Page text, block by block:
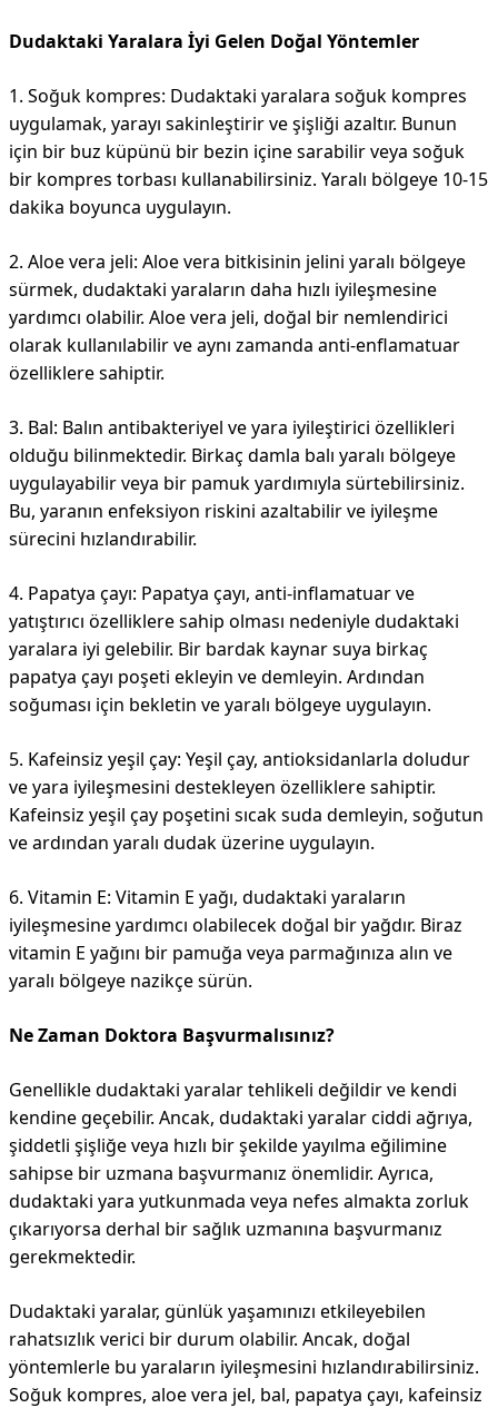
Dudaktaki Yaralara İyi Gelen Doğal Yöntemler
1. Soğuk kompres: Dudaktaki yaralara soğuk kompres
uygulamak, yarayı sakinleştirir ve şişliği azaltır. Bunun
için bir buz küpünü bir bezin içine sarabilir veya soğuk
bir kompres torbası kullanabilirsiniz. Yaralı bölgeye 10-15
dakika boyunca uygulayın.
2. Aloe vera jeli: Aloe vera bitkisinin jelini yaralı bölgeye
sürmek, dudaktaki yaraların daha hızlı iyileşmesine
yardımcı olabilir. Aloe vera jeli, doğal bir nemlendirici
olarak kullanılabilir ve aynı zamanda anti-enflamatuar
özelliklere sahiptir.
3. Bal: Balın antibakteriyel ve yara iyileştirici özellikleri
olduğu bilinmektedir. Birkaç damla balı yaralı bölgeye
uygulayabilir veya bir pamuk yardımıyla sürtebilirsiniz.
Bu, yaranın enfeksiyon riskini azaltabilir ve iyileşme
sürecini hızlandırabilir.
4. Papatya çayı: Papatya çayı, anti-inflamatuar ve
yatıştırıcı özelliklere sahip olması nedeniyle dudaktaki
yaralara iyi gelebilir. Bir bardak kaynar suya birkaç
papatya çayı poşeti ekleyin ve demleyin. Ardından
soğuması için bekletin ve yaralı bölgeye uygulayın.
5. Kafeinsiz yeşil çay: Yeşil çay, antioksidanlarla doludur
ve yara iyileşmesini destekleyen özelliklere sahiptir.
Kafeinsiz yeşil çay poşetini sıcak suda demleyin, soğutun
ve ardından yaralı dudak üzerine uygulayın.
6. Vitamin E: Vitamin E yağı, dudaktaki yaraların
iyileşmesine yardımcı olabilecek doğal bir yağdır. Biraz
vitamin E yağını bir pamuğa veya parmağınıza alın ve
yaralı bölgeye nazikçe sürün.
Ne Zaman Doktora Başvurmalısınız?
Genellikle dudaktaki yaralar tehlikeli değildir ve kendi
kendine geçebilir. Ancak, dudaktaki yaralar ciddi ağrıya,
şiddetli şişliğe veya hızlı bir şekilde yayılma eğilimine
sahipse bir uzmana başvurmanız önemlidir. Ayrıca,
dudaktaki yara yutkunmada veya nefes almakta zorluk
çıkarıyorsa derhal bir sağlık uzmanına başvurmanız
gerekmektedir.
Dudaktaki yaralar, günlük yaşamınızı etkileyebilen
rahatsızlık verici bir durum olabilir. Ancak, doğal
yöntemlerle bu yaraların iyileşmesini hızlandırabilirsiniz.
Soğuk kompres, aloe vera jel, bal, papatya çayı, kafeinsiz